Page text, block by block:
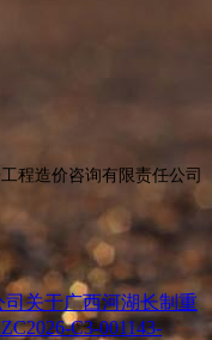
程造价咨询有限责任公司
关于广西河湖长制重
C3-001143-